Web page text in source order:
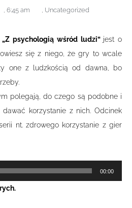
6:45 am Uncategorized
psychologią wśród ludzi” jest o
się z niego, że gry to wcale
one z ludzkością od dawna, bo
polegają, do czego są podobne i
korzystanie z nich. Odcinek
nt. zdrowego korzystanie z gier
00:00